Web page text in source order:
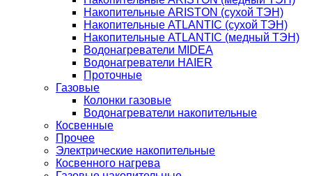
Накопительные ARISTON (сухой ТЭН)
Накопительные ATLANTIC (сухой ТЭН)
Накопительные ATLANTIC (медный ТЭН)
Водонагреватели MIDEA
Водонагреватели HAIER
Проточные
Газовые
Колонки газовые
Водонагреватели накопительные
Косвенные
Прочее
Электрические накопительные
Косвенного нагрева